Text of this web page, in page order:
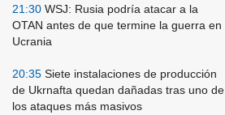
21:30 WSJ: Rusia podría atacar a la
OTAN antes de que termine la guerra en
Ucrania
20:35 Siete instalaciones de producción
de Ukrnafta quedan dañadas tras uno de
los ataques más masivos